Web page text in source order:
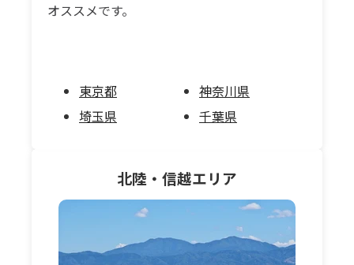
オススメです。
東京都
埼玉県
神奈川県
千葉県
北陸・信越エリア